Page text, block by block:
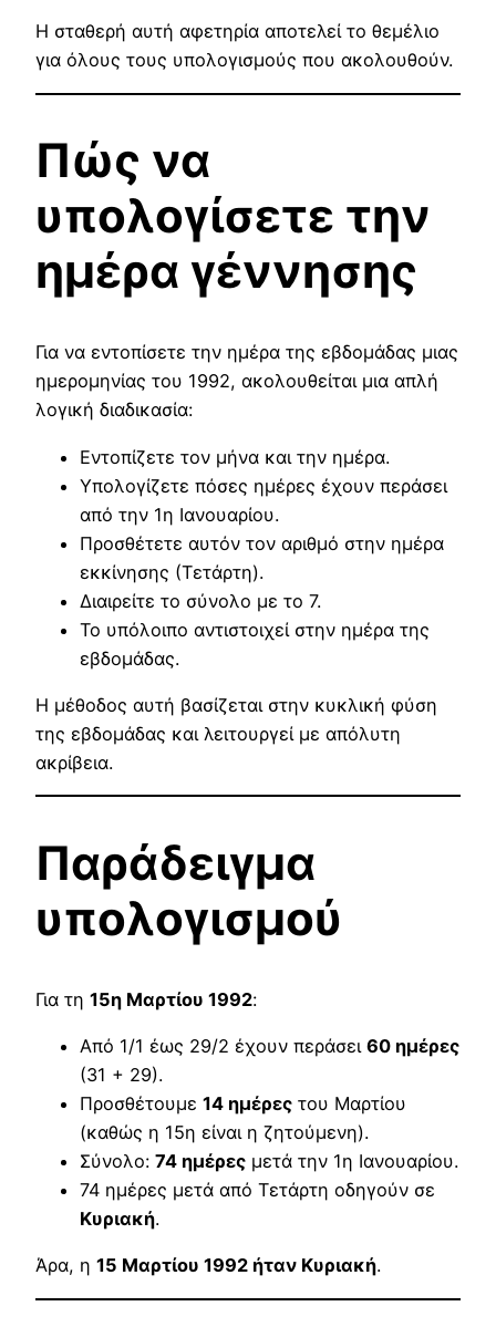
Η σταθερή αυτή αφετηρία αποτελεί το θεμέλιο
για όλους τους υπολογισμούς που ακολουθούν.
Πώς να
υπολογίσετε την
ημέρα γέννησης
Για να εντοπίσετε την ημέρα της εβδομάδας μιας
ημερομηνίας του 1992, ακολουθείται μια απλή
λογική διαδικασία:
Εντοπίζετε τον μήνα και την ημέρα.
Υπολογίζετε πόσες ημέρες έχουν περάσει
από την 1η Ιανουαρίου.
Προσθέτετε αυτόν τον αριθμό στην ημέρα
εκκίνησης (Τετάρτη).
Διαιρείτε το σύνολο με το 7.
Το υπόλοιπο αντιστοιχεί στην ημέρα της
εβδομάδας.
Η μέθοδος αυτή βασίζεται στην κυκλική φύση
της εβδομάδας και λειτουργεί με απόλυτη
ακρίβεια.
Παράδειγμα
υπολογισμού
Για τη 15η Μαρτίου 1992:
Από 1/1 έως 29/2 έχουν περάσει 60 ημέρες
(31 + 29).
Προσθέτουμε 14 ημέρες του Μαρτίου
(καθώς η 15η είναι η ζητούμενη).
Σύνολο: 74 ημέρες μετά την 1η Ιανουαρίου.
74 ημέρες μετά από Τετάρτη οδηγούν σε
Κυριακή.
Άρα, η 15 Μαρτίου 1992 ήταν Κυριακή.